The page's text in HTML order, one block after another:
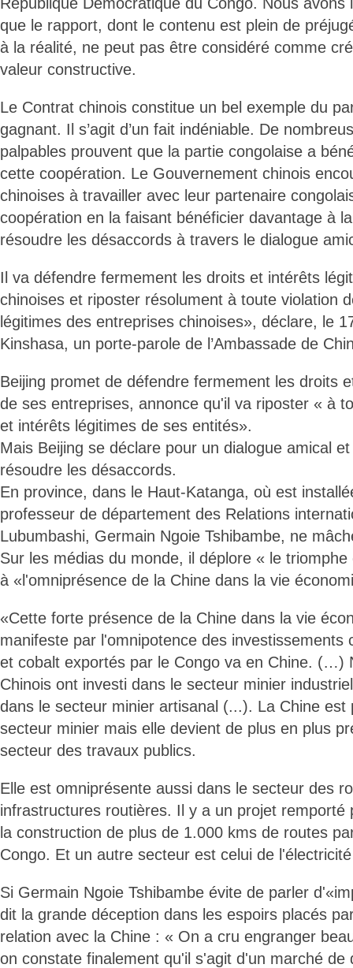
que le rapport, dont le contenu est plein de
à la réalité, ne peut pas être considéré comme
valeur constructive.
Le Contrat chinois constitue un bel exemple du
gagnant. Il s’agit d’un fait indéniable. De
palpables prouvent que la partie congolaise a
cette coopération. Le Gouvernement chinois
chinoises à travailler avec leur partenaire
coopération en la faisant bénéficier davantage à
résoudre les désaccords à travers le dialogue
Il va défendre fermement les droits et intérêts
chinoises et riposter résolument à toute violation
légitimes des entreprises chinoises», déclare, le
Kinshasa, un porte-parole de l’Ambassade de
Beijing promet de défendre fermement les droits
de ses entreprises, annonce qu'il va riposter « à
et intérêts légitimes de ses entités».
Mais Beijing se déclare pour un dialogue amical
résoudre les désaccords.
En province, dans le Haut-Katanga, où est
professeur de département des Relations
Lubumbashi, Germain Ngoie Tshibambe, ne
Sur les médias du monde, il déplore « le
à «l'omniprésence de la Chine dans la vie
«Cette forte présence de la Chine dans la vie
manifeste par l'omnipotence des investissements
et cobalt exportés par le Congo va en Chine. (…)
Chinois ont investi dans le secteur minier
dans le secteur minier artisanal (...). La Chine est
secteur minier mais elle devient de plus en plus
secteur des travaux publics.
Elle est omniprésente aussi dans le secteur des
infrastructures routières. Il y a un projet remporté
la construction de plus de 1.000 kms de routes
Congo. Et un autre secteur est celui de
Si Germain Ngoie Tshibambe évite de parler
dit la grande déception dans les espoirs placés
relation avec la Chine : « On a cru engranger
on constate finalement qu'il s'agit d'un marché de